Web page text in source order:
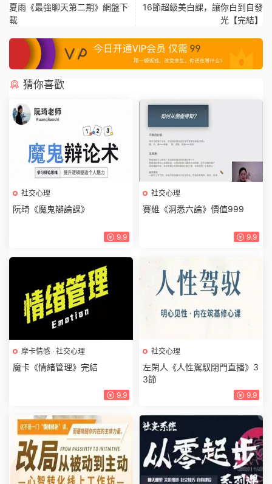
夏雨《最強聊天第二期》網盤下
載
16節超級美白課，讓你白到自發
光【完結】
猜你喜歡
社交心理
阮琦《魔鬼辯論課》
9.9
社交心理
賽維《洞悉六論》價值999
9.9
摩卡情感 · 社交心理
魔卡《情緒管理》完結
9.9
社交心理
左閑人《人性駕馭閉門直播》3
3節
9.9